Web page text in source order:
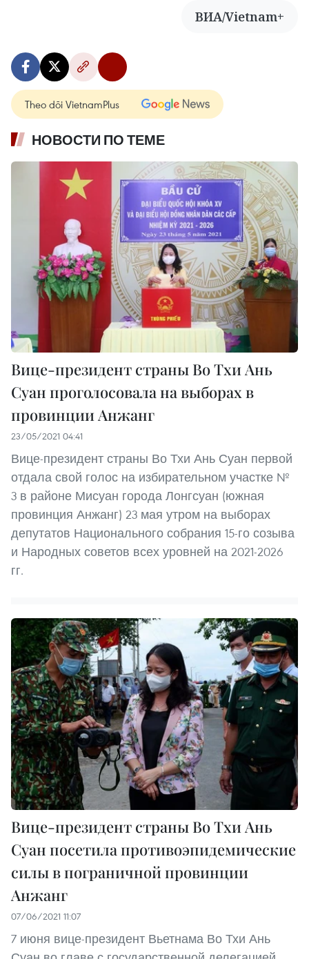
ВИА/Vietnam+
Theo dõi VietnamPlus
НОВОСТИ ПО ТЕМЕ
Вице-президент страны Во Тхи Ань
Суан проголосовала на выборах в
провинции Анжанг
23/05/2021 04:41
Вице-президент страны Во Тхи Ань Суан первой
отдала свой голос на избирательном участке №
3 в районе Мисуан города Лонгсуан (южная
провинция Анжанг) 23 мая утром на выборах
депутатов Национального собрания 15-го созыва
и Народных советов всех уровней на 2021-2026
гг.
Вице-президент страны Во Тхи Ань
Суан посетила противоэпидемические
силы в пограничной провинции
Анжанг
07/06/2021 11:07
7 июня вице-президент Вьетнама Во Тхи Ань